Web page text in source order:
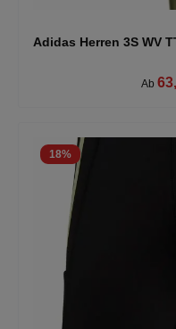
Adidas Herren 3S WV
Ab
18%